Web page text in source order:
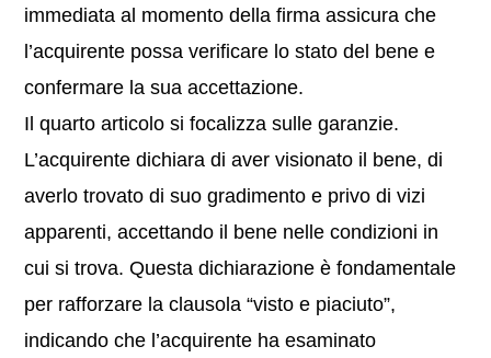
immediata al momento della firma assicura che
l’acquirente possa verificare lo stato del bene e
confermare la sua accettazione.
Il quarto articolo si focalizza sulle garanzie.
L’acquirente dichiara di aver visionato il bene, di
averlo trovato di suo gradimento e privo di vizi
apparenti, accettando il bene nelle condizioni in
cui si trova. Questa dichiarazione è fondamentale
per rafforzare la clausola “visto e piaciuto”,
indicando che l’acquirente ha esaminato